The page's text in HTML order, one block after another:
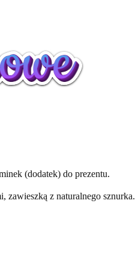
(dodatek) do prezentu.
z naturalnego sznurka.